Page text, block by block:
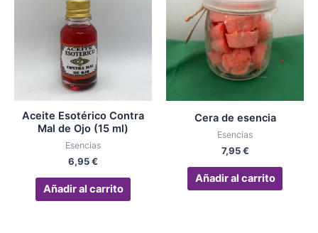
Aceite Esotérico Contra
Mal de Ojo (15 ml)
Esencias
6,95€
Añadir al carrito
Cera de esencia
Esencias
7,95€
Añadir al carrito